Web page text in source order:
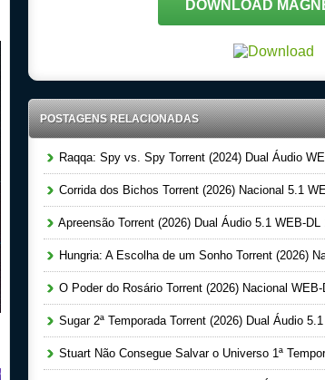
DOWNLOAD
POSTAGENS RELACIONADAS
Raqqa: Spy vs. Spy Torrent (2024) Dual Áudio
Corrida dos Bichos Torrent (2026) Nacional 5.1
Apreensão Torrent (2026) Dual Áudio 5.1 WEB-DL
Hungria: A Escolha de um Sonho Torrent (2026)
O Poder do Rosário Torrent (2026) Nacional WEB-
Sugar 2ª Temporada Torrent (2026) Dual Áudio
Stuart Não Consegue Salvar o Universo 1ª Temporada